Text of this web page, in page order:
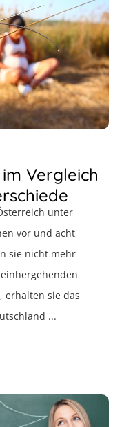
Vergleich
unter
vor und acht
sie nicht mehr
erhalten sie das
...